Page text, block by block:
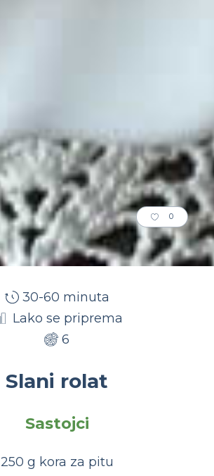
0
30-60 minuta
Lako se priprema
6
Slani rolat
Sastojci
250 g kora za pitu